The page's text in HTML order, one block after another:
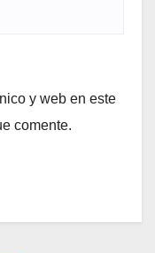
y web en este
comente.